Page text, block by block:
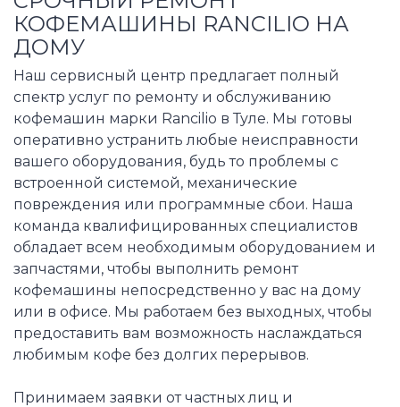
КОФЕМАШИНЫ RANCILIO НА
ДОМУ
Наш сервисный центр предлагает полный
спектр услуг по ремонту и обслуживанию
кофемашин марки Rancilio в Туле. Мы готовы
оперативно устранить любые неисправности
вашего оборудования, будь то проблемы с
встроенной системой, механические
повреждения или программные сбои. Наша
команда квалифицированных специалистов
обладает всем необходимым оборудованием и
запчастями, чтобы выполнить ремонт
кофемашины непосредственно у вас на дому
или в офисе. Мы работаем без выходных, чтобы
предоставить вам возможность наслаждаться
любимым кофе без долгих перерывов.
Принимаем заявки от частных лиц и